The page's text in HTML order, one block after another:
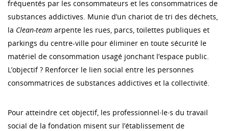
fréquentés par les consommateurs et les consommatrices de
substances addictives. Munie d’un chariot de tri des déchets,
la Clean-team arpente les rues, parcs, toilettes publiques et
parkings du centre-ville pour éliminer en toute sécurité le
matériel de consommation usagé jonchant l’espace public.
L’objectif ? Renforcer le lien social entre les personnes
consommatrices de substances addictives et la collectivité.
Pour atteindre cet objectif, les professionnel∙le∙s du travail
social de la fondation misent sur l’établissement de